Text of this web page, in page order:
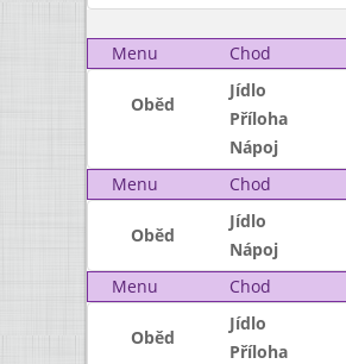
Menu
Chod
Oběd
Jídlo
Příloha
Nápoj
Menu
Chod
Oběd
Jídlo
Nápoj
Menu
Chod
Oběd
Jídlo
Příloha